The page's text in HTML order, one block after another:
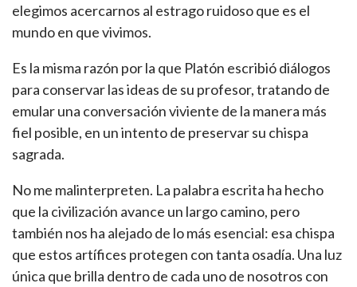
elegimos acercarnos al estrago ruidoso que es el
mundo en que vivimos.
Es la misma razón por la que Platón escribió diálogos
para conservar las ideas de su profesor, tratando de
emular una conversación viviente de la manera más
fiel posible, en un intento de preservar su chispa
sagrada.
No me malinterpreten. La palabra escrita ha hecho
que la civilización avance un largo camino, pero
también nos ha alejado de lo más esencial: esa chispa
que estos artífices protegen con tanta osadía. Una luz
única que brilla dentro de cada uno de nosotros con